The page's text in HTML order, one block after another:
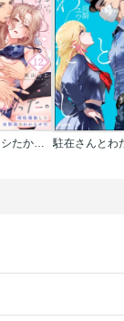
10年前からシたかった。～理性爆散した幼馴染のわからせＨ